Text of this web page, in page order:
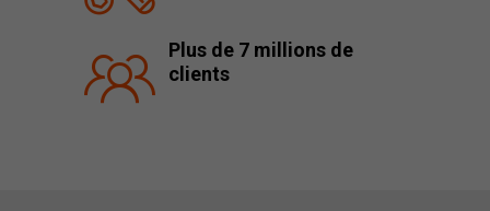
Plus de 7 millions de
clients